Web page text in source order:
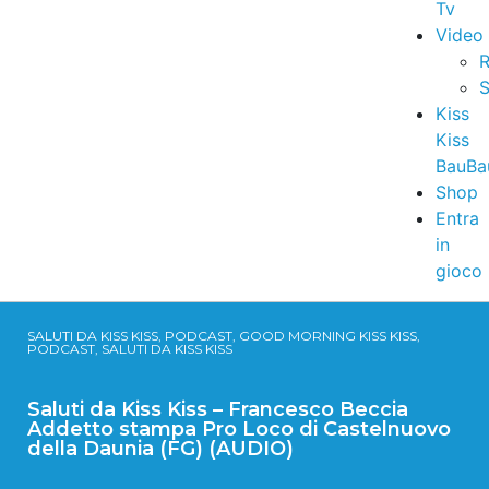
Tv
Video
Kiss
Kiss
Shop
Entra
in
gioco
SALUTI DA KISS KISS, PODCAST, GOOD MORNING KISS KISS,
PODCAST, SALUTI DA KISS KISS
Saluti da Kiss Kiss – Francesco Beccia
Addetto stampa Pro Loco di Castelnuovo
della Daunia (FG) (AUDIO)